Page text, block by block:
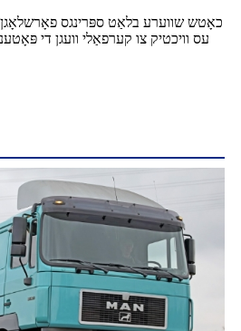
כאָטש שווערע בלאַט ספּרינגס פאָרשלאָגן
עס וויכטיק צו קערפאַלי וועגן די